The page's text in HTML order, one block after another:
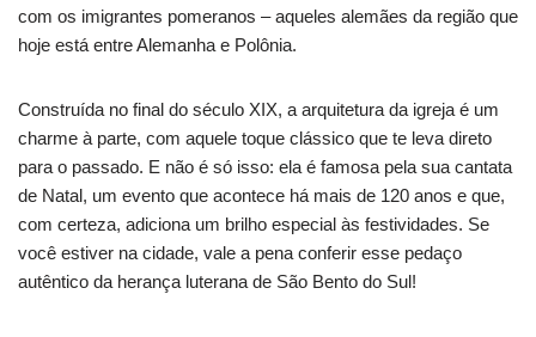
com os imigrantes pomeranos – aqueles alemães da região que
hoje está entre Alemanha e Polônia.
Construída no final do século XIX, a arquitetura da igreja é um
charme à parte, com aquele toque clássico que te leva direto
para o passado. E não é só isso: ela é famosa pela sua cantata
de Natal, um evento que acontece há mais de 120 anos e que,
com certeza, adiciona um brilho especial às festividades. Se
você estiver na cidade, vale a pena conferir esse pedaço
autêntico da herança luterana de São Bento do Sul!